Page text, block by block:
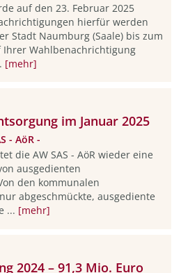
auf den 23. Februar 2025
hierfür werden
Stadt Naumburg (Saale) bis zum
Ihrer Wahlbenachrichtigung
[mehr]
im Januar 2025
- AöR -
die AW SAS - AöR wieder eine
ausgedienten
den kommunalen
abgeschmückte, ausgediente
... [mehr]
2024 – 91,3 Mio. Euro